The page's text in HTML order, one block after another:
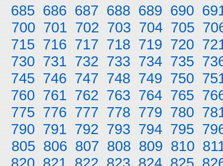
685 686 687 688 689 690
700 701 702 703 704 705
715 716 717 718 719 720
730 731 732 733 734 735
745 746 747 748 749 750
760 761 762 763 764 765
775 776 777 778 779 780
790 791 792 793 794 795
805 806 807 808 809 810